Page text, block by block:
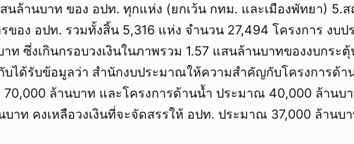
สนล้านบาท ของ อปท. ทุกแห่ง (ยกเว้น กทม. และเมืองพัทยา) 5.ส
ของ อปท. รวมทั้งสิ้น 5,316 แห่ง จำนวน 27,494 โครงการ งบ
าท ซึ่งเกินกรอบวงเงินในภาพรวม 1.57 แสนล้านบาทของงบกระ
บได้รับข้อมูลว่า สำนักงบประมาณให้ความสำคัญกับโครงการด้า
ล้านบาท และโครงการด้านน้ำ ประมาณ 40,000 ล้านบ
บาท คงเหลือวงเงินที่จะจัดสรรให้ อปท. ประมาณ 37,000 ล้านบ